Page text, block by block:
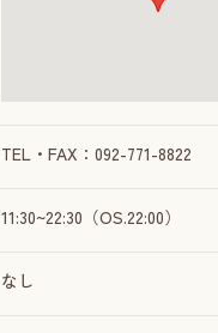
TEL・FAX：092-771-8822
11:30~22:30（OS.22:00）
なし